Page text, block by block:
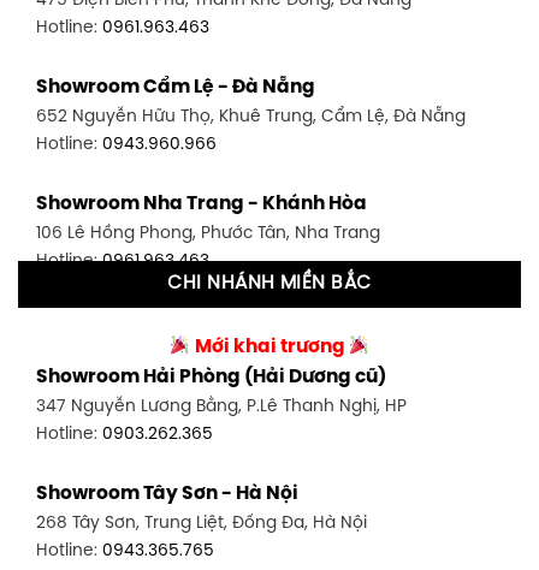
348 Đ. Bạch Đằng, P. 14, Bình Thạnh, TP HCM
Hotline:0902.716.230
591 Hoàng Văn Thụ, P. 4, Tân Bình, TP HCM
Hotline:0906.256.759
Showroom Tân Bình 2 - TP. HCM
0986.71.8448
Showroom Thuận An - Bình Dương
66 đường DT743, An Phú, Thuận An, Bình Dương
Showroom Biên Hòa - Đồng Nai
452 Nguyễn Ái Quốc, Tân Tiến, TP. Biên Hòa, Đồng Nai
Hotline: 0961.963.463
Showroom Cẩm Lệ - Đà Nẵng
652 Nguyễn Hữu Thọ, Khuê Trung, Cẩm Lệ, Đà Nẵng
Hotline: 0943.960.966
Showroom Nha Trang - Khánh Hòa
106 Lê Hồng Phong, Phước Tân, Nha Trang
Hotline:0961.963.463
27-29 Nguyễn Sỹ Sách, Hưng Bình, TP Vinh, Nghệ An
Hotline:0943.960.966
Showroom Buôn Ma Thuột
Hotline:0934.02.18.18
CHI NHÁNH MIỀN BẮC
Mới khai trương
Showroom Hải Phòng (Hải Dương cũ)
347 Nguyễn Lương Bằng, P.Lê Thanh Nghị, HP
Hotline: 0903.262.365
Showroom Tây Sơn - Hà Nội
268 Tây Sơn, Trung Liệt, Đống Đa, Hà Nội
Hotline: 0943.365.765